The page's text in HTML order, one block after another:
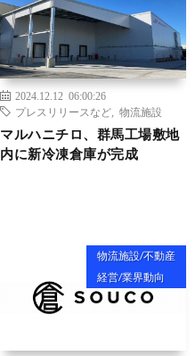
2024.12.12 06:00:26
プレスリリースなど
物流施設
マルハニチロ、群馬工場敷地
内に新冷凍倉庫が完成
物流施設/不動産
経営/業界動向